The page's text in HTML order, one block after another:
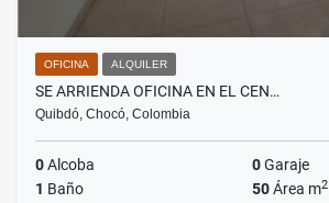
OFICINA ALQUILER
SE ARRIENDA OFICINA EN EL CEN…
Quibdó, Chocó, Colombia
0Alcoba 0Garaje
1 Baño 50Área m2